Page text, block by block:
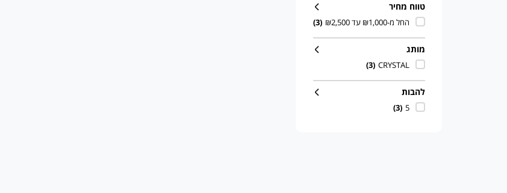
טווח מחיר
החל מ-₪1,000 עד ₪2,500 (3)
מותג
CRYSTAL
(3)
להבות
5
(3)